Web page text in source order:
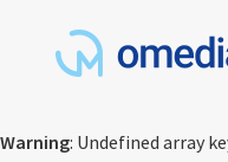
Warning: Undefined array